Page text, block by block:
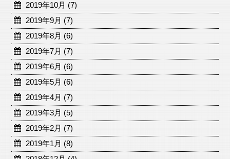
2019年10月 (7)
2019年9月 (7)
2019年8月 (6)
2019年7月 (7)
2019年6月 (6)
2019年5月 (6)
2019年4月 (7)
2019年3月 (5)
2019年2月 (7)
2019年1月 (8)